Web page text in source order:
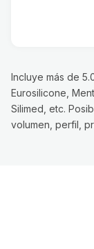
Incluye más de
Eurosilicone,
Silimed, etc.
volumen, perfil,